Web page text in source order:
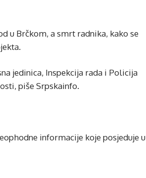
u Brčkom, a smrt radnika, kako se
jedinica, Inspekcija rada i Policija
piše Srpskainfo.
informacije koje posjeduje u